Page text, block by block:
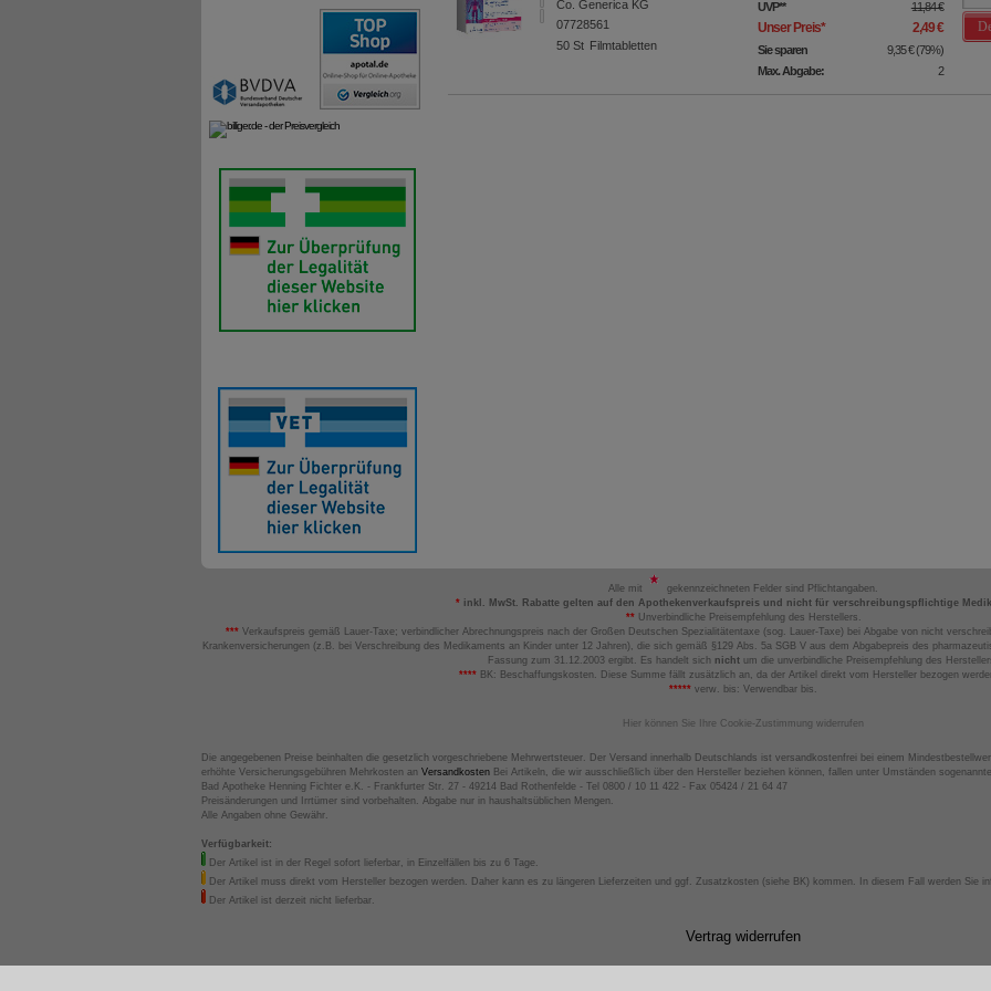
Co. Generica KG
07728561
50St Filmtabletten
UVP** 11,84 €
Unser Preis* 2,49 €
Sie sparen 9,35 €(79%)
Max. Abgabe:
2
Alle mit
gekennzeichneten Felder sind Pflichtangaben.
* inkl. MwSt. Rabatte gelten auf den Apothekenverkaufspreis und nicht für verschreibungspflichtige
**Unverbindliche Preisempfehlung des Herstellers.
*** Verkaufspreis gemäß Lauer-Taxe; verbindlicher Abrechnungspreis nach der Großen Deutschen Spezialitätentaxe (sog. Lauer-Taxe) bei Abgabe von nicht
Krankenversicherungen (z.B. bei Verschreibung des Medikaments an Kinder unter 12 Jahren), die sich gemäß §129 Abs. 5a SGB V aus dem Abgabepreis des
Fassung zum 31.12.2003 ergibt. Es handelt sich nicht um die unverbindliche Preisempfehlung des
**** BK: Beschaffungskosten. Diese Summe fällt zusätzlich an, da der Artikel direkt vom Hersteller bezogen
***** verw. bis: Verwendbar bis.
Hier können Sie Ihre Cookie-Zustimmung widerrufen
Die angegebenen Preise beinhalten die gesetzlich vorgeschriebene Mehrwertsteuer. Der Versand innerhalb Deutschlands ist versandkostenfrei bei einem
erhöhte Versicherungsgebühren Mehrkosten an Versandkosten Bei Artikeln, die wir ausschließlich über den Hersteller beziehen können, fallen unter Umständen
Bad Apotheke Henning Fichter e.K. - Frankfurter Str. 27 - 49214 Bad Rothenfelde - Tel 0800 / 10 11 422 - Fax 05424 / 21 64 47
Preisänderungen und Irrtümer sind vorbehalten. Abgabe nur in haushaltsüblichen Mengen.
Alle Angaben ohne Gewähr.
Verfügbarkeit:
Der Artikel ist in der Regel sofort lieferbar, in Einzelfällen bis zu 6 Tage.
Der Artikel muss direkt vom Hersteller bezogen werden. Daher kann es zu längeren Lieferzeiten und ggf. Zusatzkosten (siehe BK) kommen. In diesem Fall werden Sie
Der Artikel ist derzeit nicht lieferbar.
Vertrag widerrufen